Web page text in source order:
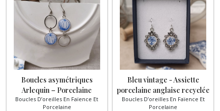
Boucles asymétriques
Arlequin – Porcelaine
victorienne anglaise
Boucles D’oreilles En Faïence Et
Porcelaine
Bleu vintage - Assiette
porcelaine anglaise recyclée
et Argent sterling
Boucles D’oreilles En Faïence Et
Porcelaine